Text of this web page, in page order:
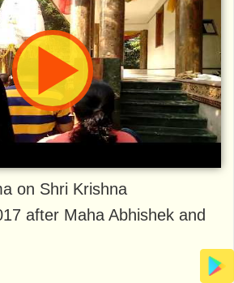
on Shri Krishna
after Maha Abhishek and